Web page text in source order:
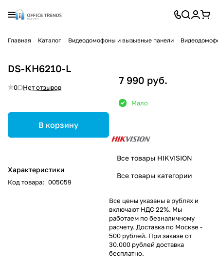
Главная Каталог Видеодомофоны и вызывные панели
DS-KH6210-L
0 Нет отзывов
В корзину
Характеристики
Код товара: 005059
7 990 руб.
Мало
Все товары HIKVISION
Все товары категории
Все цены указаны в рублях и
включают НДС 22%. Мы
работаем по безналичному
расчету. Доставка по Москве -
500 рублей. При заказе от
30.000 рублей доставка
бесплатно.